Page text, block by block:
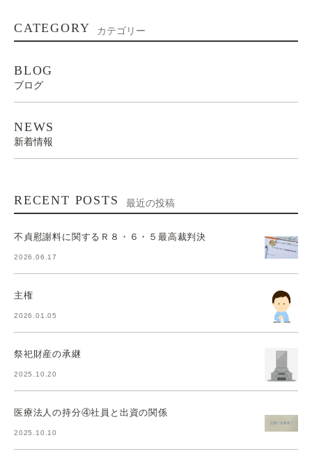
CATEGORY カテゴリー
BLOG
ブログ
NEWS
新着情報
RECENT POSTS 最近の投稿
不貞慰謝料に関するＲ８・６・５最高裁判決
2026.06.17
主権
2026.01.05
祭祀財産の承継
2025.10.20
医療法人の持分④社員と出資の関係
2025.10.10